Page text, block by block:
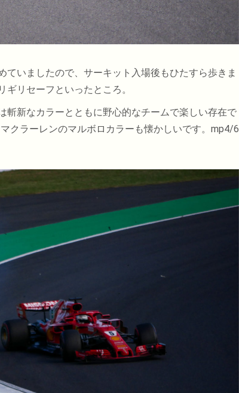
いましたので、サーキット入場後もひたすら歩きま
リセーフといったところ。
斬新なカラーとともに野心的なチームで楽しい存在で
クラーレンのマルボロカラーも懐かしいです。mp4/6